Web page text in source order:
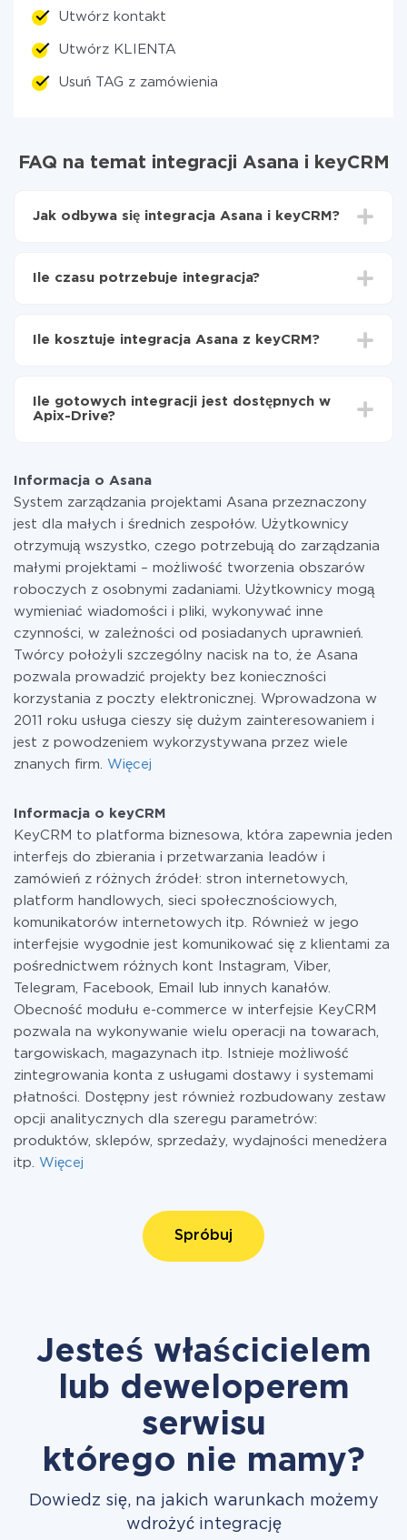
Utwórz kontakt
Utwórz KLIENTA
Usuń TAG z zamówienia
FAQ na temat integracji Asana i keyCRM
Jak odbywa się integracja Asana i keyCRM?
Włącz aktualizację
Ile czasu potrzebuje integracja?
od 5 do 30 minut. Konfiguracja zajmuje średnio 10-15
Ile kosztuje integracja Asana z keyCRM?
Płacisz tylko za ilość danych, która faktycznie jest
przekazywana z jednego z Twoich systemów do
w razie potrzeby przełączyć się na płatną. Więcej
informacji otaryfach.
Ile gotowych integracji jest dostępnych w
Apix-Drive?
Informacja o Asana
System zarządzania projektami Asana przeznaczony
jest dla małych i średnich zespołów. Użytkownicy
otrzymują wszystko, czego potrzebują do zarządzania
małymi projektami – możliwość tworzenia obszarów
roboczych z osobnymi zadaniami. Użytkownicy mogą
wymieniać wiadomości i pliki, wykonywać inne
czynności, w zależności od posiadanych uprawnień.
Twórcy położyli szczególny nacisk na to, że Asana
pozwala prowadzić projekty bez konieczności
korzystania z poczty elektronicznej. Wprowadzona w
2011 roku usługa cieszy się dużym zainteresowaniem i
jest z powodzeniem wykorzystywana przez wiele
znanych firm. Więcej
Informacja o keyCRM
KeyCRM to platforma biznesowa, która zapewnia jeden
interfejs do zbierania i przetwarzania leadów i
zamówień z różnych źródeł: stron internetowych,
platform handlowych, sieci społecznościowych,
komunikatorów internetowych itp. Również w jego
interfejsie wygodnie jest komunikować się z klientami za
pośrednictwem różnych kont Instagram, Viber,
Telegram, Facebook, Email lub innych kanałów.
Obecność modułu e-commerce w interfejsie KeyCRM
pozwala na wykonywanie wielu operacji na towarach,
targowiskach, magazynach itp. Istnieje możliwość
zintegrowania konta z usługami dostawy i systemami
płatności. Dostępny jest również rozbudowany zestaw
opcji analitycznych dla szeregu parametrów:
produktów, sklepów, sprzedaży, wydajności menedżera
itp. Więcej
Spróbuj
Jesteś właścicielem
lub deweloperem
serwisu
którego nie mamy?
Dowiedz się, na jakich warunkach możemy
wdrożyć integrację